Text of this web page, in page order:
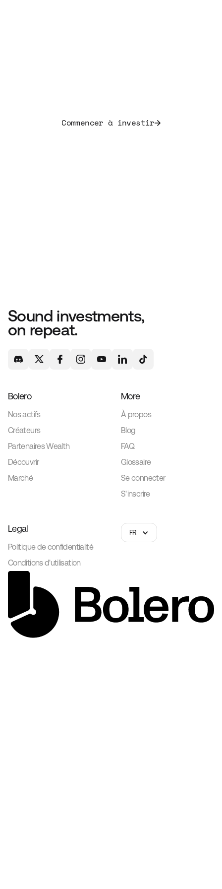
Commencer à investir
Sound investments,
on repeat.
Bolero
Nos actifs
Créateurs
Partenaires Wealth
Découvrir
Marché
More
À propos
Blog
FAQ
Glossaire
Se connecter
S'inscrire
Legal
Politique de confidentialité
Conditions d'utilisation
FR